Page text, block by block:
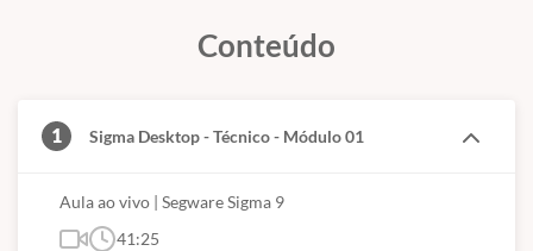
Conteúdo
1 Sigma Desktop - Técnico - Módulo 01
Aula ao vivo | Segware Sigma 9
41:25